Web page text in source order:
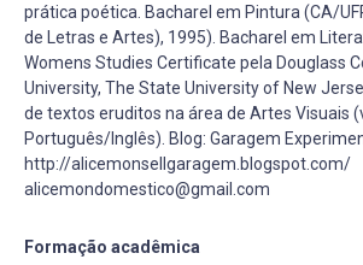
prática poética. Bacharel em Pintura (CA/
de Letras e Artes), 1995). Bacharel em
Womens Studies Certificate pela Douglass
University, The State University of New
de textos eruditos na área de Artes Visuais
Português/Inglês). Blog: Garagem
http://alicemonsellgaragem.blogspot.com/
alicemondomestico@gmail.com
Formação acadêmica